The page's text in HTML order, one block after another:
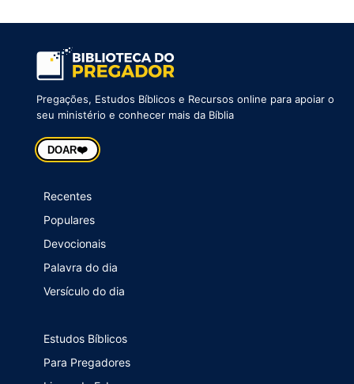
Pregações, Estudos Bíblicos e Recursos online para apoiar o
seu ministério e conhecer mais da Bíblia
DOAR❤️
Recentes
Populares
Devocionais
Palavra do dia
Versículo do dia
Estudos Bíblicos
Para Pregadores